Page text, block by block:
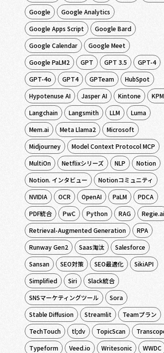
Google
Google Analytics
Google Apps Script
Google Bard
Google Calendar
Google Meet
Google PaLM2
GPT GPT 3.5
GPT-4
GPT-4o
GPT4 GPTeam
HubSpot
Hypotenuse AI
Jasper AI Kintone
Langchain
Langsmith LLM
Luma
Mem.ai
Meta Llama2
Microsoft
Midjourney
Model Context Protocol MCP
MultiOn
Netflixシリーズ NLP
Notion
Notion. インタビュー
Notionコミュニティ
NVIDIA
OCR OpenAI PaLM
PDCA
PDF統合
PwC Python RAG
Regie.ai
Retrieval-Augmented Generation
RPA
Runway Gen2
Saas淘汰
Salesforce
Sansan
SEO対策 SEO最適化
SikiAPI
Simplified
Siri
Slack統合
SNSマーケティングツール
Sora
Stable Diffusion
Streamlit
Teamプラン
TechTouch
tl;dv TopicScan
Typeform
Veed.io Writesonic
WWDC